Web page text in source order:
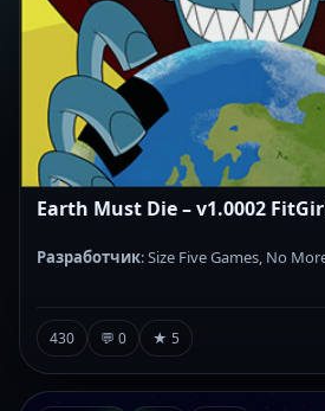
Earth Must Die – v1.0002
Разработчик: Size Five Games, No
430 💬 0 ★ 5